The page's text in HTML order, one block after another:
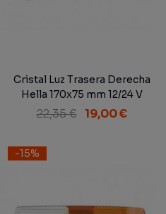
Cristal Luz Trasera Derecha
Hella 170x75 mm 12/24 V
22,35 € 19,00 €
-15%